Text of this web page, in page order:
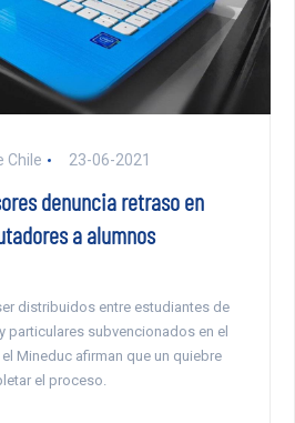
Chile 23-06-2021
denuncia retraso en
a alumnos
distribuidos entre estudiantes de
particulares subvencionados en el
Mineduc afirman que un quiebre
el proceso.